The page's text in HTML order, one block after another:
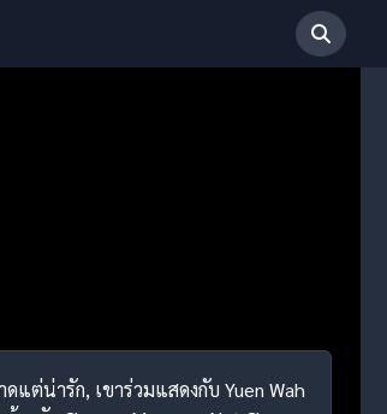
ต่น่ารัก, เขาร่วมแสดงกับ Yuen Wah